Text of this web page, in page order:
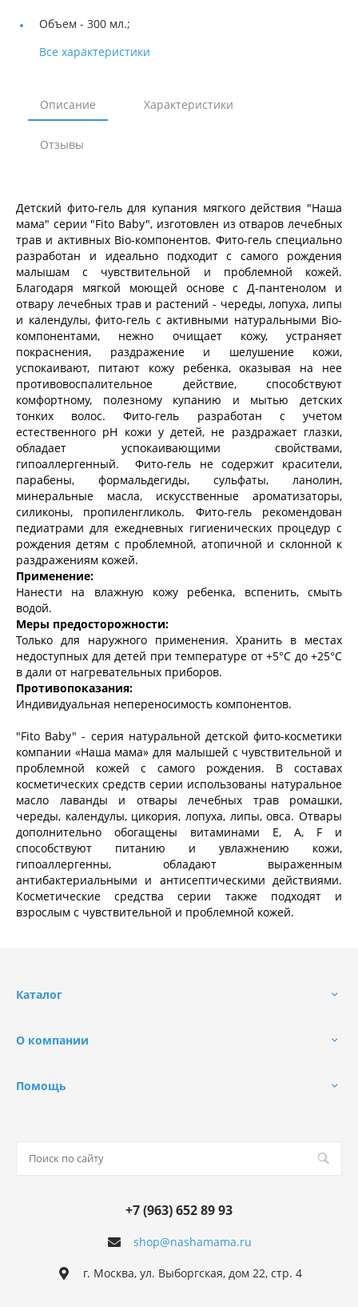
Объем - 300 мл.;
Все характеристики
Описание Характеристики
Отзывы
Детский фито-гель для купания мягкого действия "Наша
мама" серии "Fito Baby", изготовлен из отваров лечебных
трав и активных Bio-компонентов. Фито-гель специально
разработан и идеально подходит с самого рождения
малышам с чувствительной и проблемной кожей.
Благодаря мягкой моющей основе с Д-пантенолом и
отвару лечебных трав и растений - череды, лопуха, липы
и календулы, фито-гель с активными натуральными Bio-
компонентами, нежно очищает кожу, устраняет
покраснения, раздражение и шелушение кожи,
успокаивают, питают кожу ребенка, оказывая на нее
противовоспалительное действие, способствуют
комфортному, полезному купанию и мытью детских
тонких волос. Фито-гель разработан с учетом
естественного pH кожи у детей, не раздражает глазки,
обладает успокаивающими свойствами,
гипоаллергенный. Фито-гель не содержит красители,
парабены, формальдегиды, сульфаты, ланолин,
минеральные масла, искусственные ароматизаторы,
силиконы, пропиленгликоль. Фито-гель рекомендован
педиатрами для ежедневных гигиенических процедур с
рождения детям с проблемной, атопичной и склонной к
раздражениям кожей.
Применение:
Нанести на влажную кожу ребенка, вспенить, смыть
водой.
Меры предосторожности:
Только для наружного применения. Хранить в местах
недоступных для детей при температуре от +5°С до +25°С
в дали от нагревательных приборов.
Противопоказания:
Индивидуальная непереносимость компонентов.
"Fito Baby" - серия натуральной детской фито-косметики
компании «Наша мама» для малышей с чувствительной и
проблемной кожей с самого рождения. В составах
косметических средств серии использованы натуральное
масло лаванды и отвары лечебных трав ромашки,
череды, календулы, цикория, лопуха, липы, овса. Отвары
дополнительно обогащены витаминами Е, А, F и
способствуют питанию и увлажнению кожи,
гипоаллергенны, обладают выраженным
антибактериальными и антисептическими действиями.
Косметические средства серии также подходят и
взрослым с чувствительной и проблемной кожей.
Каталог
О компании
Помощь
shop@nashamama.ru
+7 (963) 652 89 93
г. Москва, ул. Выборгская, дом 22, стр. 4